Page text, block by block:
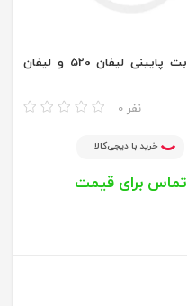
یاتاقان ثابت پایینی لیفان 520 و لیفان
0 نفر
خرید با دیجی‌کالا
تماس برای قیمت